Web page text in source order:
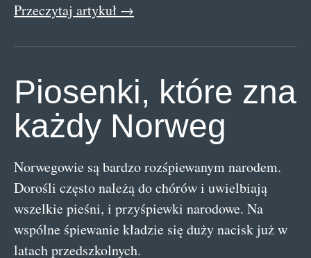
Przeczytaj artykuł →
Piosenki, które zna
każdy Norweg
Norwegowie są bardzo rozśpiewanym narodem.
Dorośli często należą do chórów i uwielbiają
wszelkie pieśni, i przyśpiewki narodowe. Na
wspólne śpiewanie kładzie się duży nacisk już w
latach przedszkolnych.